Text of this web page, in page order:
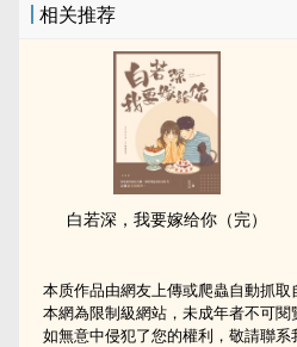
相关推荐
白若深，我要嫁给你（完）
本质作品由網友上傳或爬蟲自動抓取
本網為限制級網站，未成年者不可閱
如無意中侵犯了您的權利，敬請聯系